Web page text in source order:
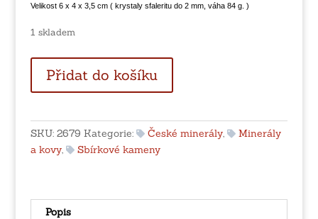
Velikost 6 x 4 x 3,5 cm ( krystaly sfaleritu do 2 mm, váha 84 g. )
1 skladem
křišťálem
Stříbro
(
Přidat do košíku
SKU: 2679 Kategorie: České minerály,
Minerály
a kovy, Sbírkové kameny
Popis